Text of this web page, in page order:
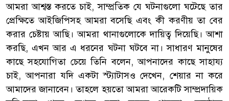
আমরা আশ্বস্ত করতে চাই, সাম্প্রতিক যে ঘটনাগুলো ঘটেছে তার
প্রেক্ষিতে আইজিপিসহ আমরা বসেছি এবং কী করণীয় তা বের
করার চেষ্টায় আছি। আমরা থানাগুলোকে দায়িত্ব দিয়েছি। আশা
করছি, এখন আর এ ধরনের ঘটনা ঘটবে না। সাধারণ মানুষের
কাছে সহযোগিতা চেয়ে তিনি বলেন, আপনাদের কাছে সাহায্য
চাই, আপনারা যদি একটা স্ট্যাটাসও দেখেন, শেয়ার না করে
আমাদের জানাবেন। তাহলে হয়তো আমরা আরেকটি সাম্প্রদায়িক